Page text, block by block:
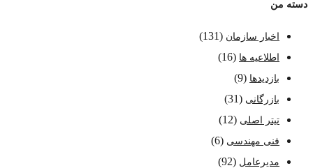
دسته من
اخبار سازمان (131)
اطلاعیه ها (16)
بازدیدها (9)
بازرگانی (31)
تیتر اصلی (12)
فنی مهندسی (6)
مدیرعامل (92)